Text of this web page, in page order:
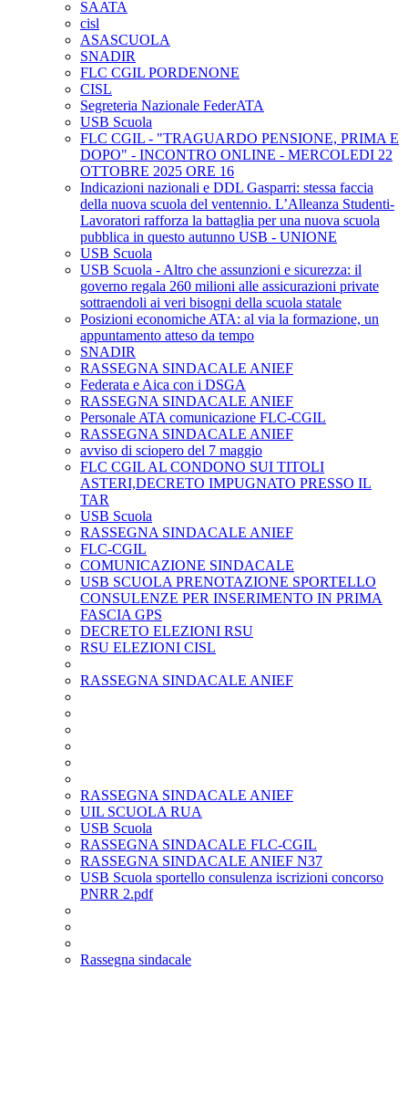
SAATA
cisl
ASASCUOLA
SNADIR
FLC CGIL PORDENONE
CISL
Segreteria Nazionale FederATA
USB Scuola
FLC CGIL - "TRAGUARDO PENSIONE, PRIMA E
DOPO" - INCONTRO ONLINE - MERCOLEDI 22
OTTOBRE 2025 ORE 16
Indicazioni nazionali e DDL Gasparri: stessa faccia
della nuova scuola del ventennio. L’Alleanza Studenti-
Lavoratori rafforza la battaglia per una nuova scuola
pubblica in questo autunno USB - UNIONE
USB Scuola
USB Scuola - Altro che assunzioni e sicurezza: il
governo regala 260 milioni alle assicurazioni private
sottraendoli ai veri bisogni della scuola statale
Posizioni economiche ATA: al via la formazione, un
appuntamento atteso da tempo
SNADIR
RASSEGNA SINDACALE ANIEF
Federata e Aica con i DSGA
RASSEGNA SINDACALE ANIEF
Personale ATA comunicazione FLC-CGIL
RASSEGNA SINDACALE ANIEF
avviso di sciopero del 7 maggio
FLC CGIL AL CONDONO SUI TITOLI
ASTERI,DECRETO IMPUGNATO PRESSO IL
TAR
USB Scuola
RASSEGNA SINDACALE ANIEF
FLC-CGIL
COMUNICAZIONE SINDACALE
USB SCUOLA PRENOTAZIONE SPORTELLO
CONSULENZE PER INSERIMENTO IN PRIMA
FASCIA GPS
DECRETO ELEZIONI RSU
RSU ELEZIONI CISL
RASSEGNA SINDACALE ANIEF
RASSEGNA SINDACALE ANIEF
UIL SCUOLA RUA
USB Scuola
RASSEGNA SINDACALE FLC-CGIL
RASSEGNA SINDACALE ANIEF N37
USB Scuola sportello consulenza iscrizioni concorso
PNRR 2.pdf
Rassegna sindacale